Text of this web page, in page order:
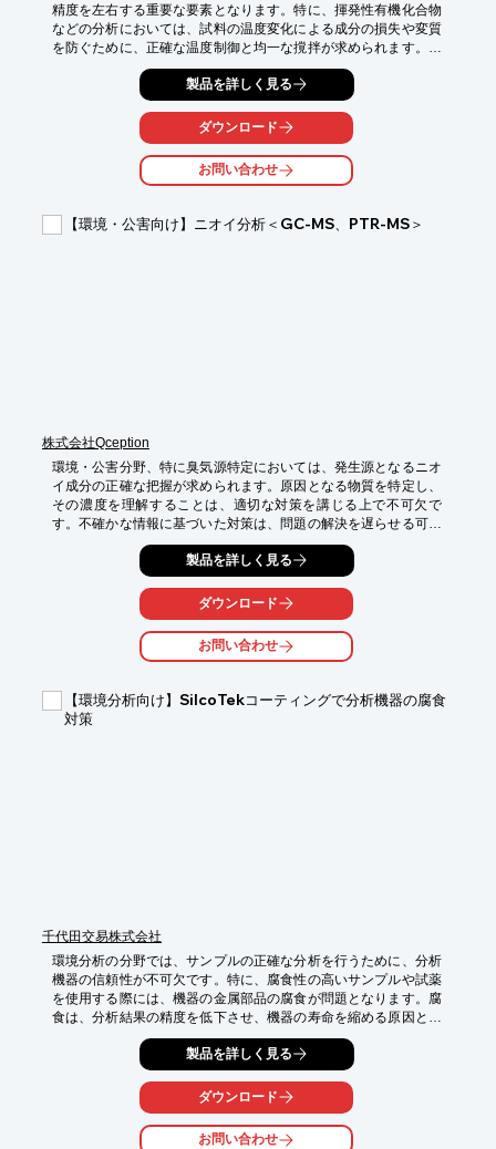
精度を左右する重要な要素となります。特に、揮発性有機化合物
などの分析においては、試料の温度変化による成分の損失や変質
を防ぐために、正確な温度制御と均一な撹拌が求められます。適
切な温度管理と撹拌が行われない場合、分析結果の信頼性が損な
われる可能性があります。スターラー付き温調ステージは、これ
らの課題に対応し、正確な分析を支援します。
【活用シーン】
・汚染物質の抽出・濃縮
・化学反応の温度制御
【導入の効果】
製品を詳しく見る
ダウンロード
お問い合わせ
【環境・公害向け】ニオイ分析＜GC-MS、PTR-MS＞
株式会社Qception
環境・公害分野、特に臭気源特定においては、発生源となるニオ
イ成分の正確な把握が求められます。原因となる物質を特定し、
その濃度を理解することは、適切な対策を講じる上で不可欠で
す。不確かな情報に基づいた対策は、問題の解決を遅らせる可能
性があります。当社は、ガスクロマトグラフ質量分析計（GC-
MS）およびプロトン移動反応質量分析計(PTR-MS)を用いた機器
分析により、微量なニオイ成分を定性的・定量的に評価し、臭気
源特定を科学的に支援いたします。
【活用シーン】
・工場、事業所周辺の異臭原因調査
・下水処理場などの公衆衛生関連施設の臭気評価
【導入の効果】
製品を詳しく見る
ダウンロード
お問い合わせ
【環境分析向け】SilcoTekコーティングで分析機器の腐食
対策
千代田交易株式会社
環境分析の分野では、サンプルの正確な分析を行うために、分析
機器の信頼性が不可欠です。特に、腐食性の高いサンプルや試薬
を使用する際には、機器の金属部品の腐食が問題となります。腐
食は、分析結果の精度を低下させ、機器の寿命を縮める原因とな
ります。SilcoTekコーティングは、1～2.4μm程度の膜厚で、金属
表面に優れた耐腐食性を付与します。これにより、分析機器の部
品の腐食を防ぎ、長期間にわたって安定した性能を維持すること
が可能になります。
【活用シーン】
・環境汚染物質の分析
製品を詳しく見る
ダウンロード
お問い合わせ